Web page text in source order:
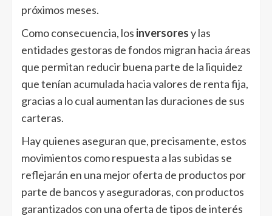
próximos meses.
Como consecuencia, los inversoresy las
entidades gestoras de fondos migran hacia áreas
que permitan reducir buena parte de la liquidez
que tenían acumulada hacia valores de renta fija,
gracias a lo cual aumentan las duraciones de sus
carteras.
Hay quienes aseguran que, precisamente, estos
movimientos como respuesta a las subidas se
reflejarán en una mejor oferta de productos por
parte de bancos y aseguradoras, con productos
garantizados con una oferta de tipos de interés